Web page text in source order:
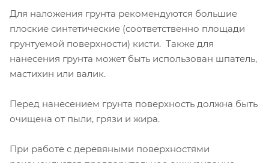
Для наложения грунта рекомендуются большие
плоские синтетические (соответственно площади
грунтуемой поверхности) кисти. Также для
нанесения грунта может быть использован шпатель,
мастихин или валик.
Перед нанесением грунта поверхность должна быть
очищена от пыли, грязи и жира.
При работе с деревяными поверхностями